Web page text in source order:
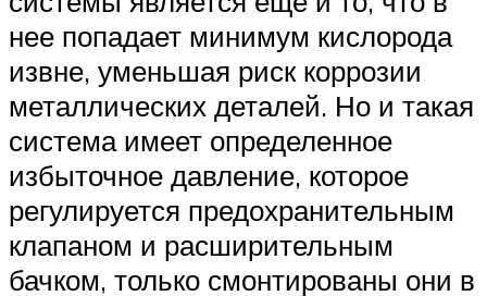
нее попадает минимум кислорода
извне, уменьшая риск коррозии
металлических деталей. Но и такая
система имеет определенное
избыточное давление, которое
регулируется предохранительным
клапаном и расширительным
бачком, только смонтированы они в